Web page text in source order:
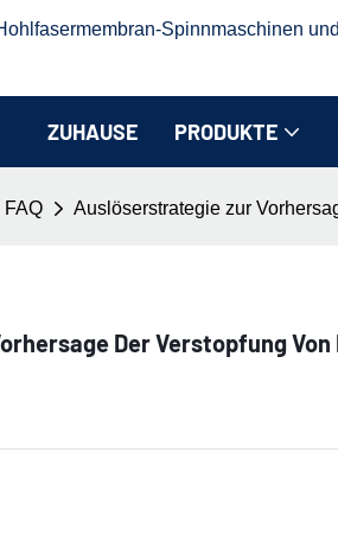
Spinnmaschinen
ZUHAUSE PRODUKTE
FAQ Auslöserstrategie zur
Der Verstopfung